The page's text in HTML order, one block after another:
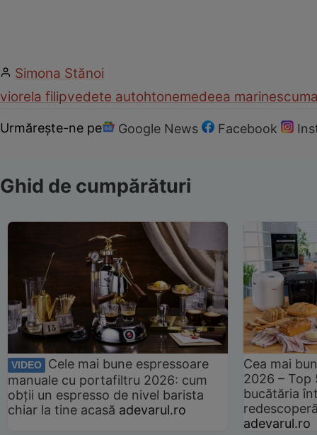
Simona Stănoi
viorela filipvedete autohtonemedeea marinescu
Urmărește-ne pe Google News Facebook
Ghid de cumpărături
VIDEO
Cele mai bune espressoare
manuale cu portafiltru 2026: cum
obții un espresso de nivel barista
chiar la tine acasă adevarul.ro
Cea mai
2026 –
bucătăria
adevarul.ro